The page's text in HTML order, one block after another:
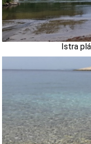
Istra